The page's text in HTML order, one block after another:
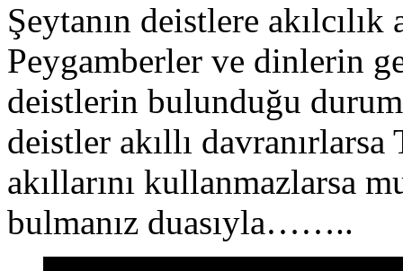
Şeytanın deistlere
Peygamberler ve dinlerin
deistlerin bulunduğu
deistler akıllı
akıllarını kullanmazlarsa
bulmanız duasıyla……..